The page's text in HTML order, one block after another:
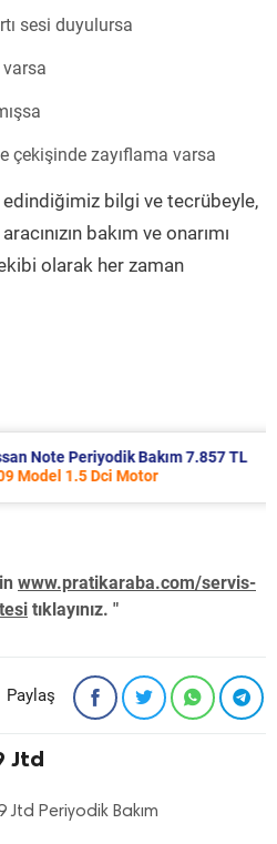
sesi duyulursa
çekişinde zayıflama varsa
edindiğimiz bilgi ve tecrübeyle,
aracınızın bakım ve onarımı
olarak her zaman
Bakım 7.857 TL
Dci Motor
www.pratikaraba.com/servis-
tıklayınız. "
Paylaş
Jtd
Periyodik Bakım